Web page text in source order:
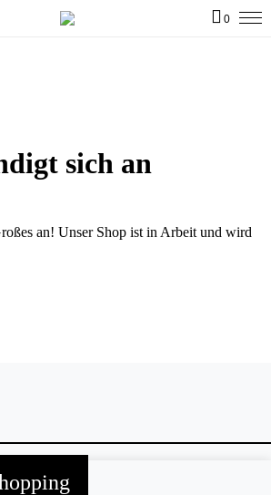
0
sich an
an! Unser Shop ist in Arbeit und wird